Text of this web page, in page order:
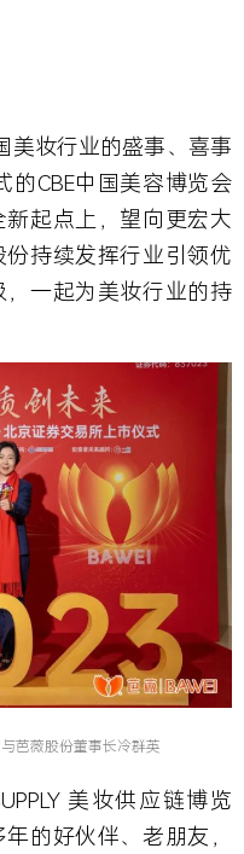
美妆行业的盛事、喜事
的CBE中国美容博览会
起点上，望向更宏大
持续发挥行业引领优
一起为美妆行业的持
芭薇股份董事长冷群英
美妆供应链博览
的好伙伴、老朋友，